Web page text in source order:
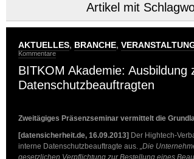
Artikel mit
AKTUELLES, BRANCHE,
Kommentare
BITKOM Akademie: Ausbildung
Datenschutzbeauftragten
Zweitägiges Präsenzseminar vermittelt die
[datensicherheit.de, 16.09.2013] Der Hightech-
interne Datenschutzbeauftragte aus. „Die
gesetzlichen Verpflichtung zur Bestellung eines